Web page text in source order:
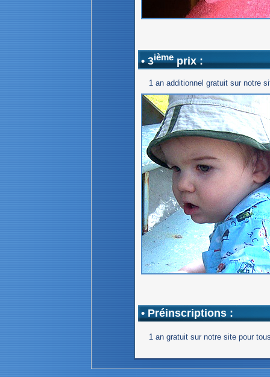
• 3ièmeprix :
1 an additionnel gratuit sur notre
• Préinscriptions :
1 an gratuit sur notre site pour